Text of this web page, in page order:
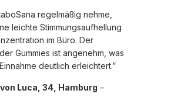
regelmäßig nehme,
leichte Stimmungsaufhellung
im Büro. Der
Gummies ist angenehm, was
deutlich erleichtert.”
Luca, 34, Hamburg –